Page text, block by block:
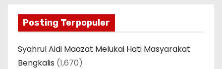
Posting Terpopuler
Syahrul Aidi Maazat Melukai Hati Masyarakat
Bengkalis (1,670)